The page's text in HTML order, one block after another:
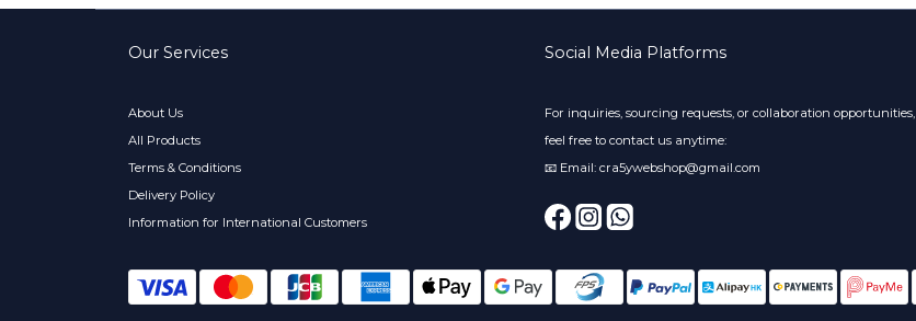
Our Services
About Us
All Products
Terms & Conditions
Delivery Policy
Information for International Customers
Social Media Platforms
For inquiries, sourcing requests, or collaboration opportunities,
feel free to contact us anytime:
📧 Email: cra5ywebshop@gmail.com